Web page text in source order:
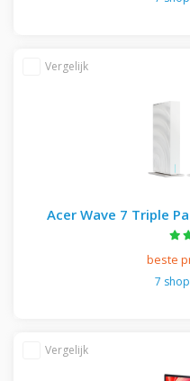
Acer Wave 7 Triple
beste
7